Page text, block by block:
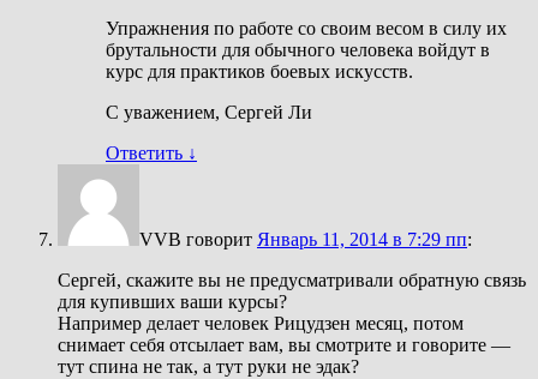
Упражнения по работе со своим весом в силу их
брутальности для обычного человека войдут в
курс для практиков боевых искусств.
С уважением, Сергей Ли
Ответить ↓
VVB говорит Январь 11, 2014 в 7:29 пп:
Сергей, скажите вы не предусматривали обратную связь
для купивших ваши курсы?
Например делает человек Рицудзен месяц, потом
снимает себя отсылает вам, вы смотрите и говорите —
тут спина не так, а тут руки не эдак?